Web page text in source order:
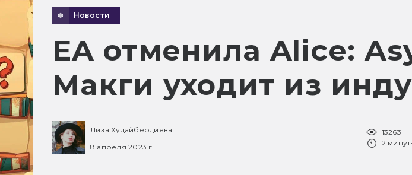
Новости
EA отменила Alice:
Макги уходит из
Лиза Худайбердиева
8 апреля 2023 г.
13263
2